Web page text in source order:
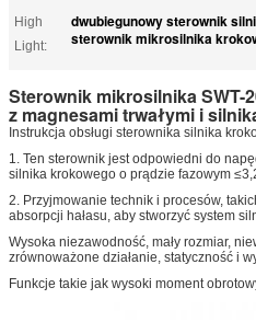
High
Light:
dwubiegunowy sterownik
sterownik mikrosilnika
Sterownik mikrosilnika SWT-
z magnesami trwałymi i
Instrukcja obsługi sterownika silnika
1. Ten sterownik jest odpowiedni do
silnika krokowego o prądzie fazowym
2. Przyjmowanie technik i procesów,
absorpcji hałasu, aby stworzyć system
Wysoka niezawodność, mały rozmiar,
zrównoważone działanie, statyczność i
Funkcje takie jak wysoki moment